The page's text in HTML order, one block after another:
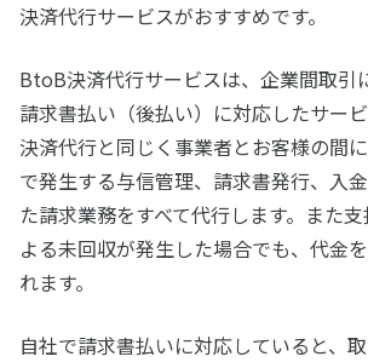
決済代行サービスがおすすめです。
BtoB決済代行サービスは、企業間取引
請求書払い（後払い）に対応したサー
決済代行と同じく事業者とお客様の間
で発生する与信管理、請求書発行、入
た請求業務をすべて代行します。また
よる未回収が発生した場合でも、代金
れます。
自社で請求書払いに対応していると、